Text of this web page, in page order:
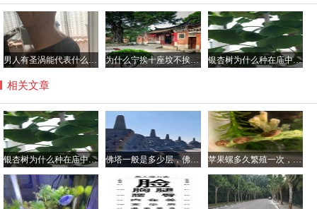
男人有圣涡能代表什么，腰窝是极少的人才有吗？ 为什么宁挨十座坟不挨一座庙，坟前庙后是风水宝地真的假的？ 银杏树为什么种在庙中，银杏树不会招虫子吗？
相关文章
银杏树为什么种在庙中，银杏树不会招虫子吗？ 佛塔一般是多少层，佛塔的意义与作用简介 苹果螺多久繁殖一次，一个苹果螺会爆缸吗？